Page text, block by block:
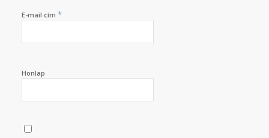
E-mail cím *
Honlap